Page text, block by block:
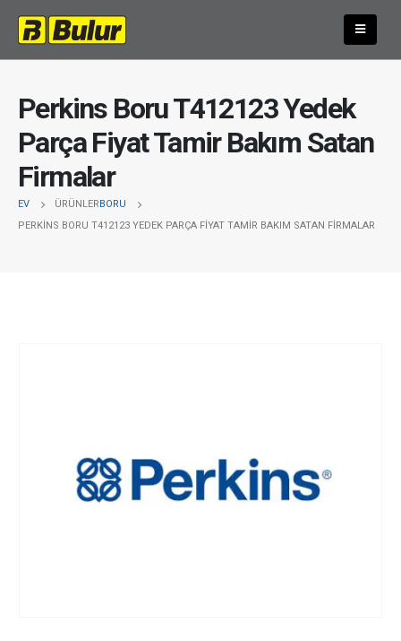
Perkins Boru T412123 Yedek
Parça Fiyat Tamir Bakım Satan
Firmalar
EV ÜRÜNLERBORU
PERKINS BORU T412123 YEDEK PARÇA FIYAT TAMIR BAKIM SATAN FIRMALAR